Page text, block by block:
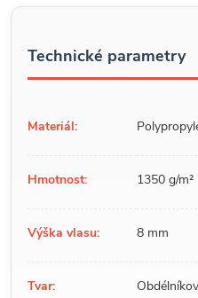
Technické parametry
Materiál:
Hmotnost: 1350 g/m²
Výška vlasu: 8 mm
Tvar: